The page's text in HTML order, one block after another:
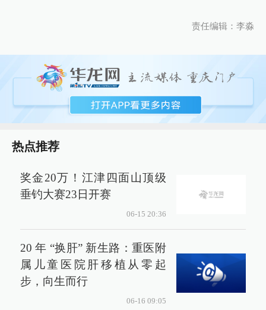
责任编辑：李淼
热点推荐
奖金20万！江津四面山顶级
垂钓大赛23日开赛
06-15 20:36
20 年 “换肝” 新生路：重医附
属儿童医院肝移植从零起
步，向生而行
06-16 09:05